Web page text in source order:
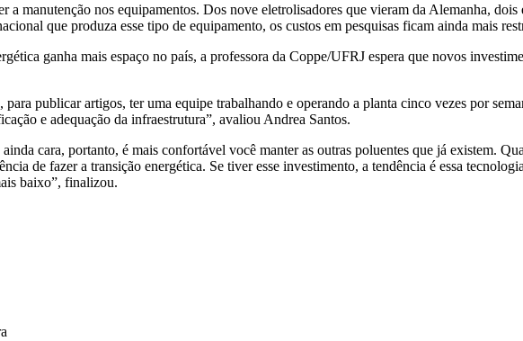
a manutenção nos equipamentos. Dos nove eletrolisadores que vieram da Alemanha,
que produza esse tipo de equipamento, os custos em pesquisas ficam ainda mais
ganha mais espaço no país, a professora da Coppe/UFRJ espera que novos
para publicar artigos, ter uma equipe trabalhando e operando a planta cinco vezes por
e adequação da infraestrutura”, avaliou Andrea Santos.
cara, portanto, é mais confortável você manter as outras poluentes que já existem.
de fazer a transição energética. Se tiver esse investimento, a tendência é essa
baixo”, finalizou.